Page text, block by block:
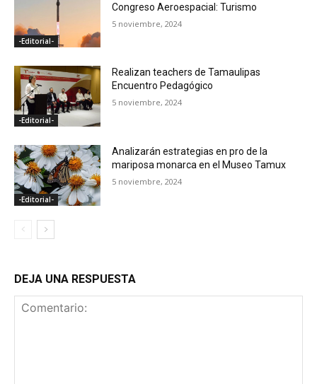
-Editorial-
Congreso Aeroespacial: Turismo
5 noviembre, 2024
-Editorial-
Realizan teachers de Tamaulipas
Encuentro Pedagógico
5 noviembre, 2024
-Editorial-
Analizarán estrategias en pro de la
mariposa monarca en el Museo Tamux
5 noviembre, 2024
DEJA UNA RESPUESTA